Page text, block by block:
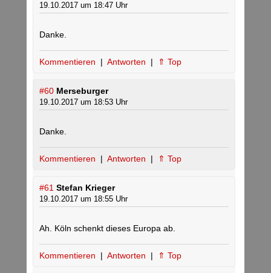
19.10.2017 um 18:47 Uhr
Danke.
Kommentieren | Antworten | ⇑ Top
#60 Merseburger
19.10.2017 um 18:53 Uhr
Danke.
Kommentieren | Antworten | ⇑ Top
#61 Stefan Krieger
19.10.2017 um 18:55 Uhr
Ah. Köln schenkt dieses Europa ab.
Kommentieren | Antworten | ⇑ Top